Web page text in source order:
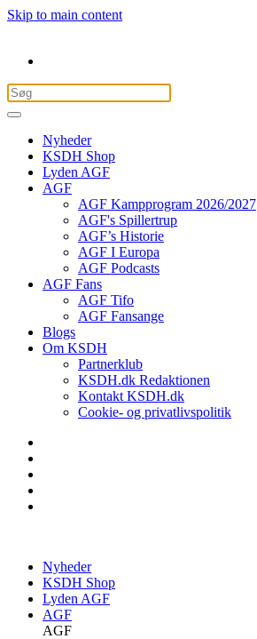
Skip to main content
Nyheder
KSDH Shop
Lyden AGF
AGF
AGF Kampprogram 2026/2027
AGF's Spillertrup
AGF’s Historie
AGF I Europa
AGF Podcasts
AGF Fans
AGF Tifo
AGF Fansange
Blogs
Om KSDH
Partnerklub
KSDH.dk Redaktionen
Kontakt KSDH.dk
Cookie- og privatlivspolitik
Nyheder
KSDH Shop
Lyden AGF
AGF
AGF